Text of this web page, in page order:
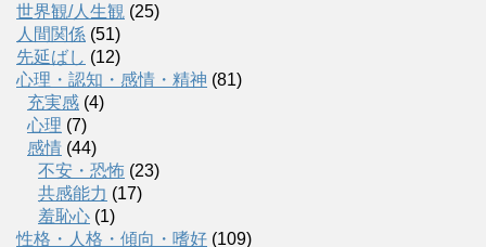
世界観/人生観 (25)
人間関係 (51)
先延ばし (12)
心理・認知・感情・精神 (81)
充実感 (4)
心理 (7)
感情 (44)
不安・恐怖 (23)
共感能力 (17)
羞恥心 (1)
性格・人格・傾向・嗜好 (109)